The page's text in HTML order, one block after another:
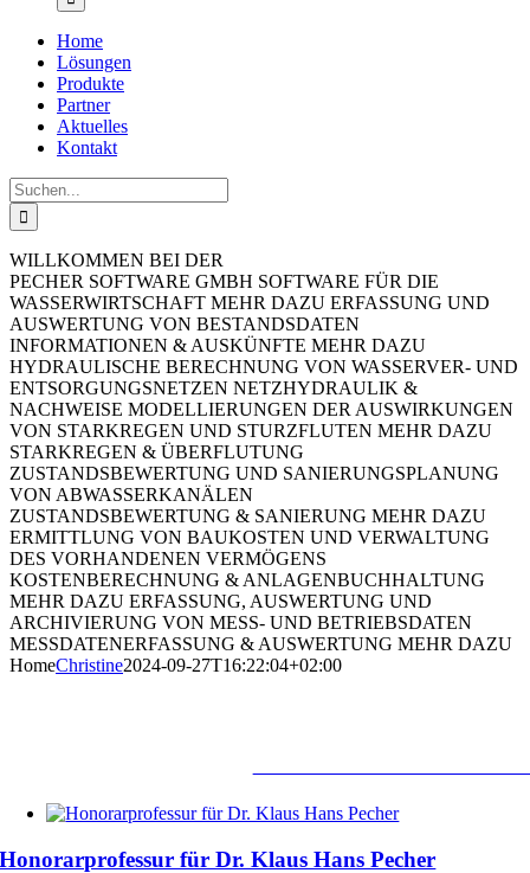
Home
Lösungen
Produkte
Partner
Aktuelles
Kontakt
Suche
nach:
WILLKOMMEN BEI DER
PECHER SOFTWARE GMBH SOFTWARE FÜR DIE
WASSERWIRTSCHAFT MEHR DAZU ERFASSUNG UND
AUSWERTUNG VON BESTANDSDATEN
INFORMATIONEN & AUSKÜNFTE MEHR DAZU
HYDRAULISCHE BERECHNUNG VON WASSERVER- UND
ENTSORGUNGSNETZEN NETZHYDRAULIK &
NACHWEISE MODELLIERUNGEN DER AUSWIRKUNGEN
VON STARKREGEN UND STURZFLUTEN MEHR DAZU
STARKREGEN & ÜBERFLUTUNG
ZUSTANDSBEWERTUNG UND SANIERUNGSPLANUNG
VON ABWASSERKANÄLEN
ZUSTANDSBEWERTUNG & SANIERUNG MEHR DAZU
ERMITTLUNG VON BAUKOSTEN UND VERWALTUNG
DES VORHANDENEN VERMÖGENS
KOSTENBERECHNUNG & ANLAGENBUCHHALTUNG
MEHR DAZU ERFASSUNG, AUSWERTUNG UND
ARCHIVIERUNG VON MESS- UND BETRIEBSDATEN
MESSDATENERFASSUNG & AUSWERTUNG MEHR DAZU
HomeChristine2024-09-27T16:22:04+02:00
Honorarprofessur für Dr. Klaus Hans Pecher